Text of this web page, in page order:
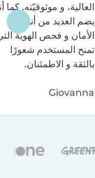
العالية، و موثوقيّته. كما
يضم العديد من أنظمة
الأمان و فحص الهوية
تمنح المستخدم شعورًا
بالثقة و الاطمئنان.
Giovanna